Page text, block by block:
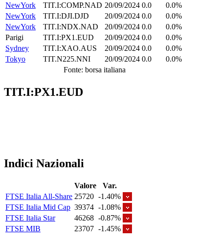
NewYork
TIT.I:COMP.NAD 20/09/2024 0.0
0.0%
NewYork
TIT.I:DJI.DJD 20/09/2024 0.0
0.0%
NewYork
TIT.I:NDX.NAD 20/09/2024 0.0
0.0%
Parigi
TIT.I:PX1.EUD 20/09/2024 0.0
0.0%
Sydney
TIT.I:XAO.AUS 20/09/2024 0.0
0.0%
Tokyo
TIT.N225.NNI 20/09/2024 0.0
0.0%
Fonte: borsa italiana
TIT.I:PX1.EUD
Indici Nazionali
Valore
Var.
FTSE Italia All-Share 25720 -1.40%
FTSE Italia Mid Cap 39374 -1.08%
FTSE Italia Star
46268 -0.87%
FTSE MIB
23707 -1.45%